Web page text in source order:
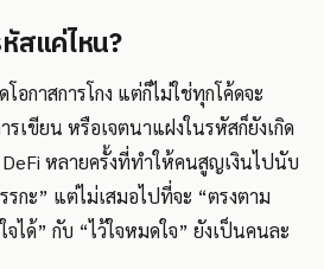
หัสแค่ไหน?
อกาสการโกง แต่ก็ไม่ใช่ทุกโค้ดจะ
เขียน หรือเจตนาแฝงในรหัสก็ยังเกิด
หลายครั้งที่ทำให้คนสูญเงินไปนับ
กะ” แต่ไม่เสมอไปที่จะ “ตรงตาม
จได้” กับ “ไว้ใจหมดใจ” ยังเป็นคนละ